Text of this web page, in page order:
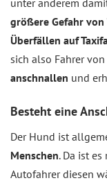
unter anderem
größere Gefahr
Überfällen auf
sich also Fahrer
anschnallen und
Besteht eine
Der Hund ist
Menschen. Da ist
Autofahrer diesen